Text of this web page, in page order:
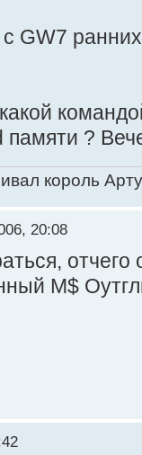
GW7
?
король
20:08
отчего
М$